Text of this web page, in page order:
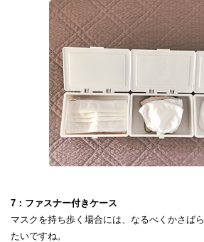
7：ファスナー付きケース
マスクを持ち歩く場合には、なるべくかさば
たいですね。